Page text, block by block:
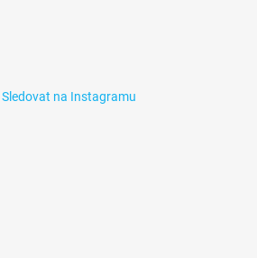
Sledovat na Instagramu